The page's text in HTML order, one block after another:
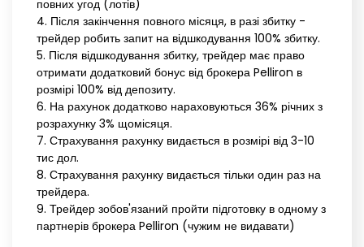
повних угод (лотів)
4. Після закінчення повного місяця, в разі збитку -
трейдер робить запит на відшкодування 100% збитку.
5. Після відшкодування збитку, трейдер має право
отримати додатковий бонус від брокера Pelliron в
розмірі 100% від депозиту.
6. На рахунок додатково нараховуються 36% річних з
розрахунку 3% щомісяця.
7. Страхування рахунку видається в розмірі від 3-10
тис дол.
8. Страхування рахунку видається тільки один раз на
трейдера.
9. Трейдер зобов'язаний пройти підготовку в одному з
партнерів брокера Pelliron (чужим не видавати)